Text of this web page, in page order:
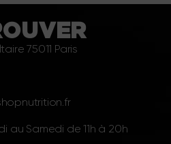
75011 Paris
au Samedi de 11h à 20h